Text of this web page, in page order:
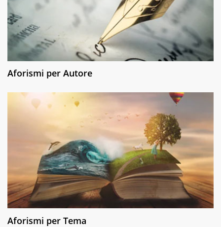
Aforismi per Autore
Aforismi per Tema